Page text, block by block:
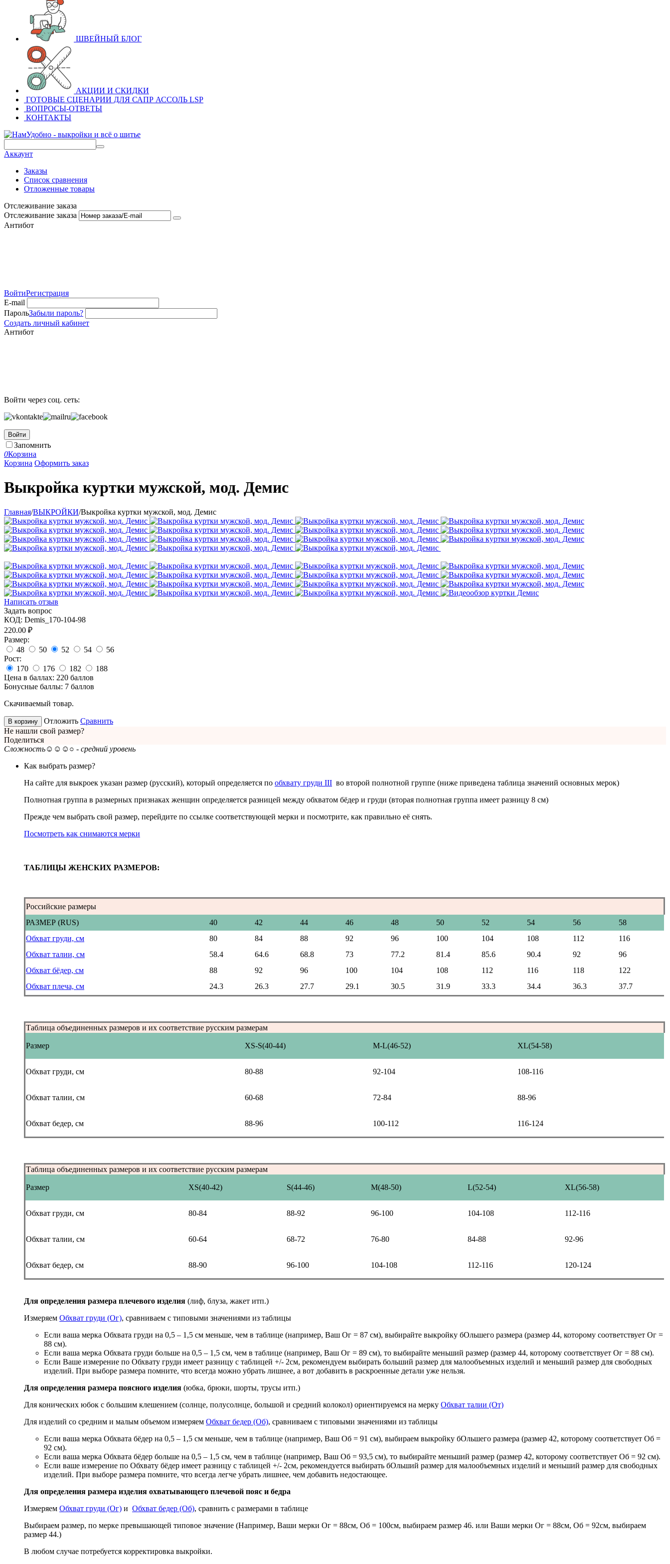
ШВЕЙНЫЙ БЛОГ
АКЦИИ И СКИДКИ
ГОТОВЫЕ СЦЕНАРИИ ДЛЯ САПР АССОЛЬ LSP
ВОПРОСЫ-ОТВЕТЫ
КОНТАКТЫ
Аккаунт
Заказы
Список сравнения
Отложенные товары
Отслеживание заказа
Отслеживание заказа
Антибот
ВойтиРегистрация
E-mail
ПарольЗабыли пароль?
Создать личный кабинет
Антибот
Войти через соц. сеть:
Войти
Запомнить
0Корзина
Корзина Оформить заказ
Выкройка куртки мужской, мод. Демис
Главная/ВЫКРОЙКИ/Выкройка куртки мужской, мод. Демис
Написать отзыв
Задать вопрос
КОД: Demis_170-104-98
220.00 ₽
Размер:
48
50 52 54
56
Рост:
170
176 182
188
Цена в баллах: 220 баллов
Бонусные баллы: 7 баллов
Скачиваемый товар.
В корзину Отложить Сравнить
Не нашли свой размер?
Поделиться
Сложность☺☺☺○ - средний уровень
Как выбрать размер?
На сайте для выкроек указан размер (русский), который определяется по обхвату груди III во второй полнотной группе (ниже приведена таблица значений основных мерок)
Полнотная группа в размерных признаках женщин определяется разницей между обхватом бёдер и груди (вторая полнотная группа имеет разницу 8 см)
Прежде чем выбрать свой размер, перейдите по ссылке соответствующей мерки и посмотрите, как правильно её снять.
Посмотреть как снимаются мерки
ТАБЛИЦЫ ЖЕНСКИХ РАЗМЕРОВ:
Российские размеры
РАЗМЕР (RUS)
40 42 44 46 48 50 52 54 56
58
Обхват груди, см
80 84 88 92 96 100 104 108 112
116
Обхват талии, см
58.4 64.6 68.8 73 77.2 81.4 85.6 90.4 92
96
Обхват бёдер, см
88 92 96 100 104 108 112 116 118
122
Обхват плеча, см
24.3 26.3 27.7 29.1 30.5 31.9 33.3 34.4 36.3 37.7
Таблица объединенных размеров и их соответствие русским размерам
Размер XS-S(40-44) M-L(46-52) XL(54-58)
Обхват груди, см 80-88 92-104 108-116
Обхват талии, см 60-68 72-84 88-96
Обхват бедер, см 88-96 100-112 116-124
Таблица объединенных размеров и их соответствие русским размерам
Размер XS(40-42) S(44-46) M(48-50) L(52-54) XL(56-58)
Обхват груди, см 80-84 88-92 96-100 104-108 112-116
Обхват талии, см 60-64 68-72 76-80 84-88 92-96
Обхват бедер, см 88-90 96-100 104-108 112-116 120-124
Для определения размера плечевого изделия (лиф, блуза, жакет итп.)
Измеряем Обхват груди (Ог), сравниваем с типовыми значениями из таблицы
Если ваша мерка Обхвата груди на 0,5 – 1,5 см меньше, чем в таблице (например, Ваш Ог = 87 см), выбирайте выкройку бОльшего размера (размер 44, которому соответствует Ог =
88 см).
Если ваша мерка Обхвата груди больше на 0,5 – 1,5 см, чем в таблице (например, Ваш Ог = 89 см), то выбирайте меньший размер (размер 44, которому соответствует Ог = 88 см).
Если Ваше измерение по Обхвату груди имеет разницу с таблицей +/- 2см, рекомендуем выбирать больший размер для малообъемных изделий и меньший размер для свободных
изделий. При выборе размера помните, что всегда можно убрать лишнее, а вот добавить в раскроенные детали уже нельзя.
Для определения размера поясного изделия (юбка, брюки, шорты, трусы итп.)
Для конических юбок с большим клешением (солнце, полусолнце, большой и средний колокол) ориентируемся на мерку Обхват талии (От)
Для изделий со средним и малым объемом измеряем Обхват бедер (Об), сравниваем с типовыми значениями из таблицы
Если ваша мерка Обхвата бёдер на 0,5 – 1,5 см меньше, чем в таблице (например, Ваш Об = 91 см), выбираем выкройку бОльшего размера (размер 42, которому соответствует Об =
92 см).
Если ваша мерка Обхвата бёдер больше на 0,5 – 1,5 см, чем в таблице (например, Ваш Об = 93,5 см), то выбирайте меньший размер (размер 42, которому соответствует Об = 92 см).
Если ваше измерение по Обхвату бёдер имеет разницу с таблицей +/- 2см, рекомендуется выбирать бОльший размер для малообъемных изделий и меньший размер для свободных
изделий. При выборе размера помните, что всегда легче убрать лишнее, чем добавить недостающее.
Для определения размера изделия охватывающего плечевой пояс и бедра
Измеряем Обхват груди (Ог) и Обхват бедер (Об), сравнить с размерами в таблице
Выбираем размер, по мерке превышающей типовое значение (Например, Ваши мерки Ог = 88см, Об = 100см, выбираем размер 46. или Ваши мерки Ог = 88см, Об = 92см, выбираем
размер 44.)
В любом случае потребуется корректировка выкройки.